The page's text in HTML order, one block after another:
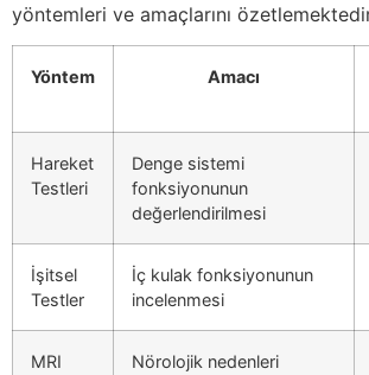
yöntemleri ve amaçlarını
Yöntem Amacı
Hareket
Testleri
Denge sistemi
fonksiyonunun
değerlendirilmesi
İşitsel
Testler
İç kulak fonksiyonunun
incelenmesi
MRI
Nörolojik nedenleri